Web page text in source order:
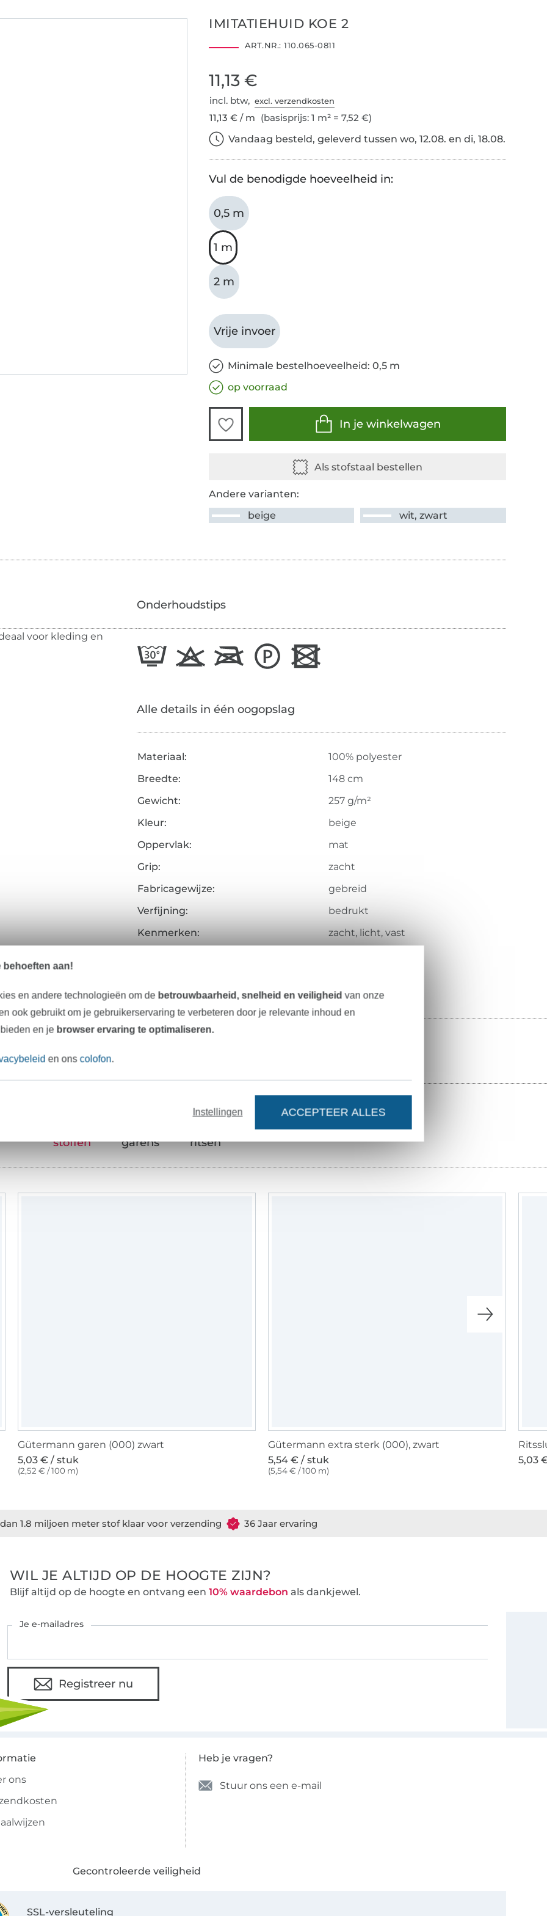
IMITATIEHUID KOE 2
ART.NR.: 110.065-0811
11,13 €
incl. btw,excl. verzendkosten
11,13 € / m (basisprijs: 1 m² = 7,52 €)
Vandaag besteld, geleverd tussen wo, 12.08. en di, 18.08.
Vul de benodigde hoeveelheid in:
0,5 m
1 m
2 m
Vrije invoer
Minimale bestelhoeveelheid: 0,5 m
op voorraad
In je winkelwagen
Andere varianten:
beige
wit, zwart
voor kleding en
Onderhoudstips
Alle details in één oogopslag
Materiaal:
100% polyester
Breedte:
148 cm
Gewicht:
257 g/m²
Kleur:
beige
Oppervlak:
mat
Grip:
zacht
Fabricagewijze:
gebreid
Verfijning:
bedrukt
Kenmerken:
zacht, licht, vast
Onze tip: Dit past er bij
stoffen garens ritsen
Gütermann garen (000) zwart
5,03 € / stuk
(2,52 € / 100 m)
Gütermann extra sterk (000), zwart
5,54 € / stuk
(5,54 € / 100 m)
5,03
1.8 miljoen meter stof klaar voor verzending 36 Jaar ervaring
WIL JE ALTIJD OP DE HOOGTE ZIJN?
Blijf altijd op de hoogte en ontvang een 10% waardebon als dankjewel.
Je e-mailadres
Registreer nu
ons
Heb je vragen?
Stuur ons een e-mail
Gecontroleerde veiligheid
SSL-versleuteling
behoeften aan!
en andere technologieën om de betrouwbaarheid, snelheid en veiligheid van onze
ook gebruikt om je gebruikerservaring te verbeteren door je relevante inhoud en
en je browser ervaring te optimaliseren.
en onscolofon.
Instellingen ACCEPTEER ALLES